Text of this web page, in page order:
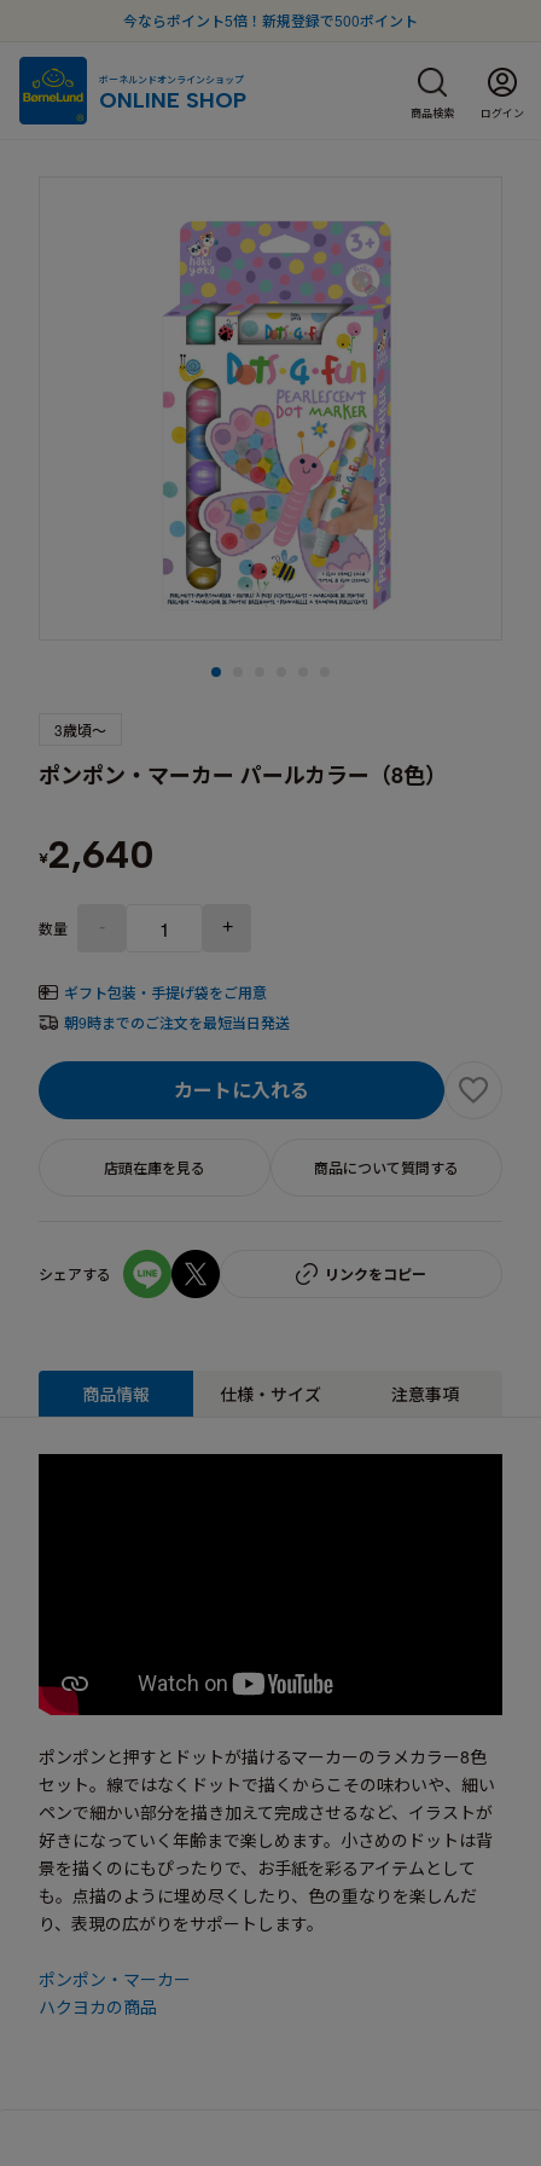
今ならポイント5倍！新規登録で500ポイント
ボーネルンドオンラインショップ
ONLINE SHOP 商品検索 ログイン
3歳頃～
ポンポン・マーカー パールカラー（8色）
¥2,640
数量 - +
ギフト包装・手提げ袋をご用意
朝9時までのご注文を最短当日発送
カートに入れる
店頭在庫を見る 商品について質問する
シェアする リンクをコピー
商品情報 仕様・サイズ 注意事項
ポンポンと押すとドットが描けるマーカーのラメカラー8色
セット。線ではなくドットで描くからこその味わいや、細い
ペンで細かい部分を描き加えて完成させるなど、イラストが
好きになっていく年齢まで楽しめます。小さめのドットは背
景を描くのにもぴったりで、お手紙を彩るアイテムとして
も。点描のように埋め尽くしたり、色の重なりを楽しんだ
り、表現の広がりをサポートします。
ポンポン・マーカー
ハクヨカの商品